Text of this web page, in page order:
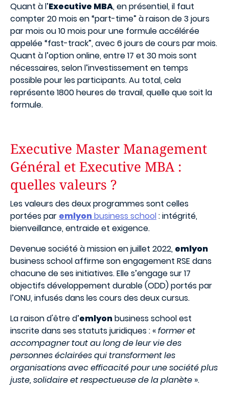
Quant à l’Executive MBA, en présentiel, il faut
compter 20 mois en “part-time” à raison de 3 jours
par mois ou 10 mois pour une formule accélérée
appelée “fast-track”, avec 6 jours de cours par mois.
Quant à l’option online, entre 17 et 30 mois sont
nécessaires, selon l’investissement en temps
possible pour les participants. Au total, cela
représente 1800 heures de travail, quelle que soit la
formule.
Executive Master Management
Général et Executive MBA :
quelles valeurs ?
Les valeurs des deux programmes sont celles
portées par emlyonbusiness school: intégrité,
bienveillance, entraide et exigence.
Devenue société à mission en juillet 2022, emlyon
business school affirme son engagement RSE dans
chacune de ses initiatives. Elle s’engage sur 17
objectifs développement durable (ODD) portés par
l’ONU, infusés dans les cours des deux cursus.
La raison d'être d’emlyonbusiness school est
inscrite dans ses statuts juridiques : «former et
accompagner tout au long de leur vie des
personnes éclairées qui transforment les
organisations avec efficacité pour une société plus
juste, solidaire et respectueuse de la planète ».